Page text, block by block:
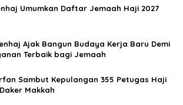
Umumkan Daftar Jemaah Haji 2027
Ajak Bangun Budaya Kerja Baru Demi
Terbaik bagi Jemaah
Sambut Kepulangan 355 Petugas Haji
Makkah